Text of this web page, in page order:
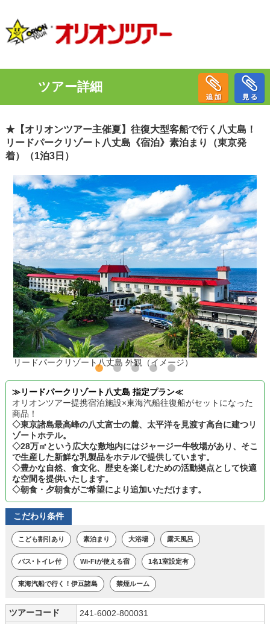
ツアー詳細
★【オリオンツアー主催夏】往復大型客船で行く八丈島！
リードパークリゾート八丈島《宿泊》素泊まり（東京発
着）（1泊3日）
リードパークリゾート八丈島 外観（イメージ）
≫リードパークリゾート八丈島 指定プラン≪
オリオンツアー提携宿泊施設×東海汽船往復船がセットになった
商品！
◇東京諸島最高峰の八丈富士の麓、太平洋を見渡す高台に建つリ
ゾートホテル。
◇28万㎡という広大な敷地内にはジャージー牛牧場があり、そこ
で生産した新鮮な乳製品をホテルで提供しています。
◇豊かな自然、食文化、歴史を楽しむための活動拠点として快適
な空間を提供いたします。
◇朝食・夕朝食がご希望により追加いただけます。
こだわり条件
こども割引あり 素泊まり 大浴場 露天風呂
バス･トイレ付 Wi-Fiが使える宿 1名1室設定有
東海汽船で行く！伊豆諸島 禁煙ルーム
ツアーコード
241-6002-800031